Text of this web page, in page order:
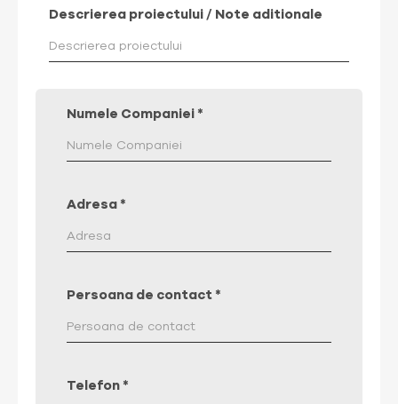
Descrierea proiectului / Note aditionale
Numele Companiei *
Adresa *
Persoana de contact *
Telefon *